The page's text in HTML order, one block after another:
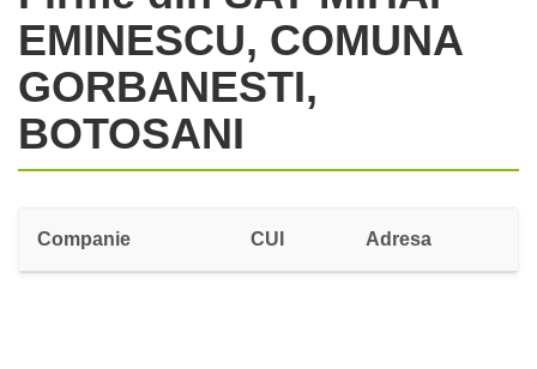
EMINESCU, COMUNA
GORBANESTI,
BOTOSANI
Companie CUI Adresa